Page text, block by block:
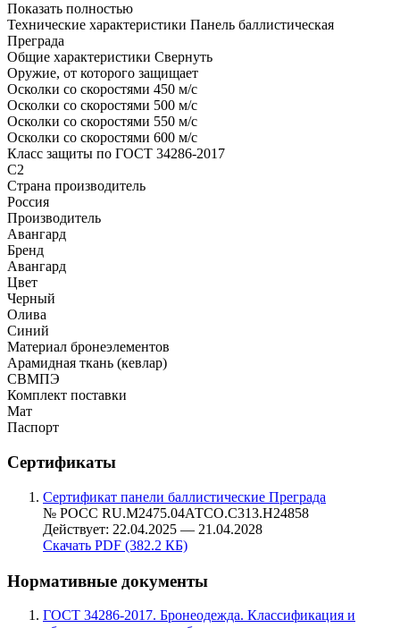
Показать полностью
Технические характеристики Панель баллистическая
Преграда
Общие характеристики Свернуть
Оружие, от которого защищает
Осколки со скоростями 450 м/с
Осколки со скоростями 500 м/с
Осколки со скоростями 550 м/с
Осколки со скоростями 600 м/с
Класс защиты по ГОСТ 34286-2017
С2
Страна производитель
Россия
Производитель
Авангард
Бренд
Авангард
Цвет
Черный
Олива
Синий
Материал бронеэлементов
Арамидная ткань (кевлар)
СВМПЭ
Комплект поставки
Мат
Паспорт
Сертификаты
Сертификат панели баллистические Преграда
№ РОСС RU.М2475.04АТСО.С313.Н24858
Действует: 22.04.2025 — 21.04.2028
Скачать PDF (382.2 КБ)
Нормативные документы
ГОСТ 34286-2017. Бронеодежда. Классификация и